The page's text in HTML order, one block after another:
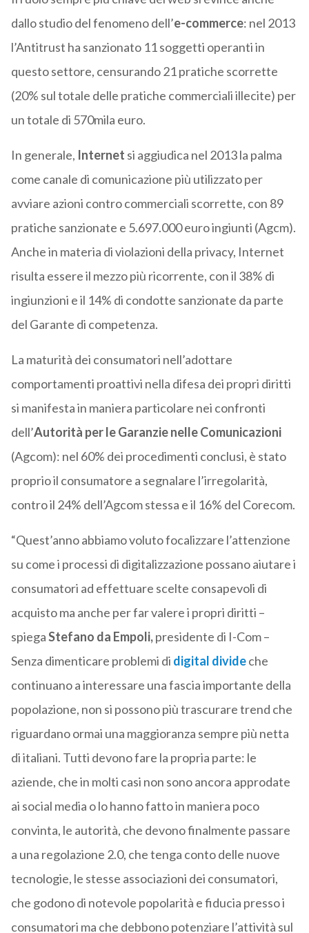
dallo studio del fenomeno dell’e-commerce: nel 2013
l’Antitrust ha sanzionato 11 soggetti operanti in
questo settore, censurando 21 pratiche scorrette
(20% sul totale delle pratiche commerciali illecite) per
un totale di 570mila euro.
In generale, Internet si aggiudica nel 2013 la palma
come canale di comunicazione più utilizzato per
avviare azioni contro commerciali scorrette, con 89
pratiche sanzionate e 5.697.000 euro ingiunti (Agcm).
Anche in materia di violazioni della privacy, Internet
risulta essere il mezzo più ricorrente, con il 38% di
ingiunzioni e il 14% di condotte sanzionate da parte
del Garante di competenza.
La maturità dei consumatori nell’adottare
comportamenti proattivi nella difesa dei propri diritti
si manifesta in maniera particolare nei confronti
dell’Autorità per le Garanzie nelle Comunicazioni
(Agcom): nel 60% dei procedimenti conclusi, è stato
proprio il consumatore a segnalare l’irregolarità,
contro il 24% dell’Agcom stessa e il 16% del Corecom.
“Quest’anno abbiamo voluto focalizzare l’attenzione
su come i processi di digitalizzazione possano aiutare i
consumatori ad effettuare scelte consapevoli di
acquisto ma anche per far valere i propri diritti –
spiegaStefano da Empoli,presidente di I-Com –
Senza dimenticare problemi di digital divideche
continuano a interessare una fascia importante della
popolazione, non si possono più trascurare trend che
riguardano ormai una maggioranza sempre più netta
di italiani. Tutti devono fare la propria parte: le
aziende, che in molti casi non sono ancora approdate
ai social media o lo hanno fatto in maniera poco
convinta, le autorità, che devono finalmente passare
a una regolazione 2.0, che tenga conto delle nuove
tecnologie, le stesse associazioni dei consumatori,
che godono di notevole popolarità e fiducia presso i
consumatori ma che debbono potenziare l’attività sul